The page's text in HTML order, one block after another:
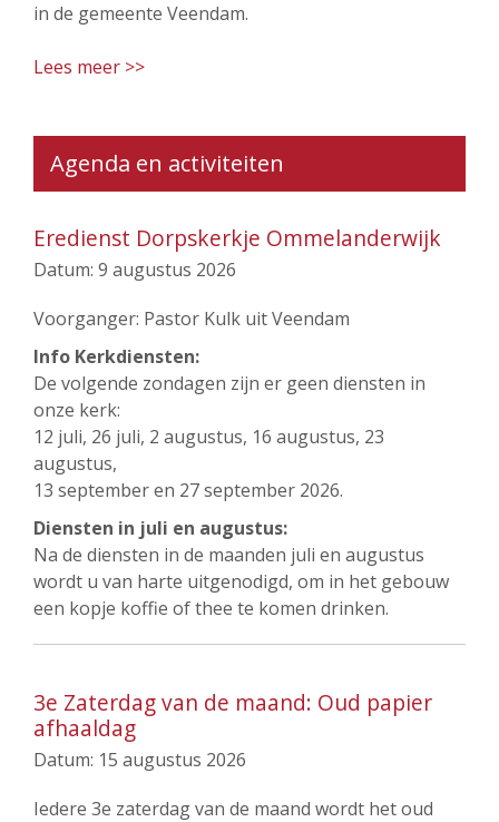
in de gemeente Veendam.
Lees meer >>
Agenda en activiteiten
Eredienst Dorpskerkje Ommelanderwijk
Datum: 9 augustus 2026
Voorganger: Pastor Kulk uit Veendam
Info Kerkdiensten:
De volgende zondagen zijn er geen diensten in
onze kerk:
12 juli, 26 juli, 2 augustus, 16 augustus, 23
augustus,
13 september en 27 september 2026.
Diensten in juli en augustus:
Na de diensten in de maanden juli en augustus
wordt u van harte uitgenodigd, om in het gebouw
een kopje koffie of thee te komen drinken.
3e Zaterdag van de maand: Oud papier
afhaaldag
Datum: 15 augustus 2026
Iedere 3e zaterdag van de maand wordt het oud